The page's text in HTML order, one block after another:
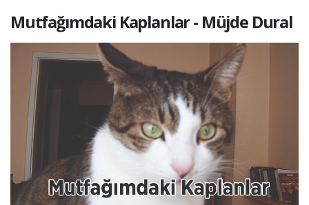
Mutfağımdaki Kaplanlar - Müjde Dural